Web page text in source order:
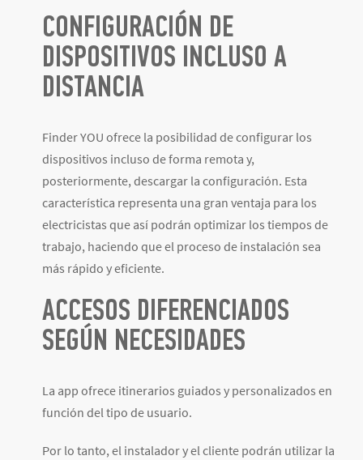
CONFIGURACIÓN DE
DISPOSITIVOS INCLUSO A
DISTANCIA
Finder YOU ofrece la posibilidad de configurar los
dispositivos incluso de forma remota y,
posteriormente, descargar la configuración. Esta
característica representa una gran ventaja para los
electricistas que así podrán optimizar los tiempos de
trabajo, haciendo que el proceso de instalación sea
más rápido y eficiente.
ACCESOS DIFERENCIADOS
SEGÚN NECESIDADES
La app ofrece itinerarios guiados y personalizados en
función del tipo de usuario.
Por lo tanto, el instalador y el cliente podrán utilizar la